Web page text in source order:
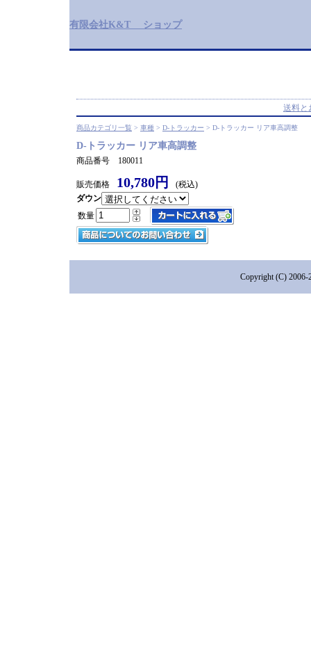
有限会社K&T ショップ
送料と
商品カテゴリ一覧 > 車種 > D-トラッカー > D-トラッカー リア車高調整
D-トラッカー リア車高調整
商品番号 180011
販売価格 10,780円
(税込)
ダウン
数量
Copyright (C)